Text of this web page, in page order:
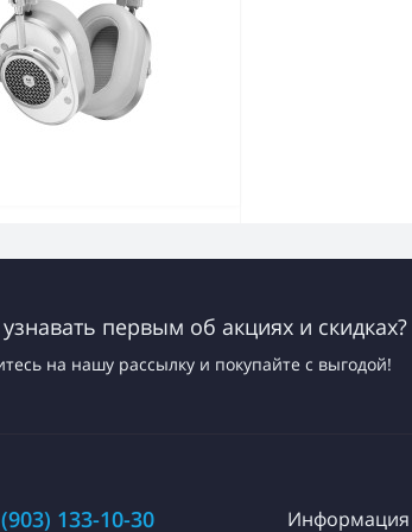
узнавать первым об акциях и скидках?
на нашу рассылку и покупайте с выгодой!
133-10-30 Информация